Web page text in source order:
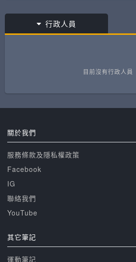
行政人員
目前沒有行政人員
關於我們
服務條款及隱私權政策
Facebook
IG
聯絡我們
YouTube
其它筆記
運動筆記